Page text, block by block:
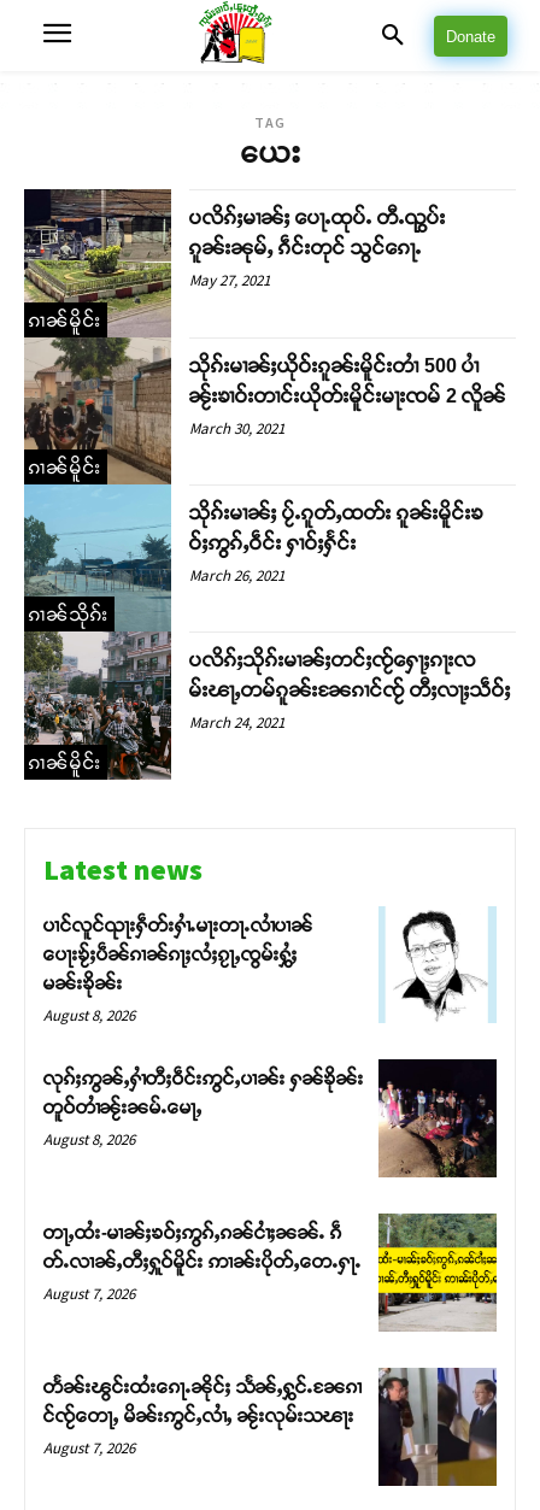
Support SHAN
တႃႇႁႂ်ႈသဵင်ၵၢင်ၸႂ်ၵူၼ်းမိူင်း ၵူႈတီႈၵူႈလႅၼ်ပေႃးတေၸွ
တ်ႇ တူဝ်ႈလုမ်ႈၾႃႉၼၼ်ႉ ၶဝ်ႈႁူမ်ႈၵမ်ႉထႅမ် ၸုမ်းၶၢ
Donate Now
Donate
TAG
ယေး
ၵၢၼ်မိူင်း
ပလိၵ်ႈမၢၼ်ႈ ပေႃႉထုပ်ႉ တီႉၺွပ်း
ၵူၼ်းၼုမ်ႇ ၵဵင်းတုင် သွင်ၵေႃႉ
May 27, 2021
ၵၢၼ်မိူင်း
သိုၵ်းမၢၼ်ႈယိုဝ်းၵူၼ်းမိူင်းတၢႆ 500 ပၢႆ
ၼႂ်းၶၢဝ်းတၢင်းယိုတ်းမိူင်းမႃးၸမ် 2 လိူၼ်
March 30, 2021
ၵၢၼ်သိုၵ်း
သိုၵ်းမၢၼ်ႈ ပႂ်ႉၵူတ်ႇထတ်း ၵူၼ်းမိူင်းၶ
ဝ်ႈဢွၵ်ႇဝဵင်း ႁၢဝ်ႈႁႅင်း
March 26, 2021
ၵၢၼ်မိူင်း
ပလိၵ်ႈသိုၵ်းမၢၼ်ႈတင်ႈၸႂ်ႁေႃႈၵႃးလ
မ်းၽႃႇတမ်ၵူၼ်းၼႄၵၢင်ၸႂ် တီႈလႃႈသဵဝ်ႈ
March 24, 2021
Latest news
ပၢင်လူင်ၺႃးႁဵတ်းႁၢႆႉမႃးတႃႉလၢႆပၢၼ် ​​
ပေႃးၶႂ်ႈပဵၼ်ၵၢၼ်ၵႃႈလႆႈၵႂႃႇၸွမ်းႁွႆႈ
မၼ်းၶိုၼ်း
August 8, 2026
လုၵ်ႈဢွၼ်ႇႁၢႆတီႈဝဵင်းဢွင်ႇပၢၼ်း ႁၼ်ၶိုၼ်း
တူဝ်တၢႆၼႂ်းၼမ်ႉမေႃႇ
August 8, 2026
တႃႇထႆး-မၢၼ်ႈၶဝ်ႈဢွၵ်ႇၵၼ်ငၢႆႈၼၼ်ႉ ၵဵ
တ်ႉလၢၼ်ႇတီႈႁူဝ်မိူင်း ဢၢၼ်းပိုတ်ႇတေႉႁႃႉ
August 7, 2026
တႅၼ်းၽွင်းထႆးၵေႃႉၼိုင်ႈ သႅၼ်ႇႁွင်ႉၼႄၵၢ
င်ၸႂ်တေႃႇ မိၼ်းဢွင်ႇလၢႆႇ ၼႂ်းလုမ်းသၽႃး
August 7, 2026